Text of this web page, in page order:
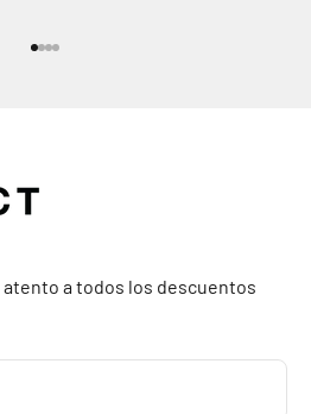
a todos los descuentos